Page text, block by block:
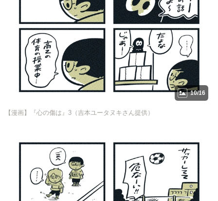
10/16
【漫画】『心の傷は』3（吉本ユータヌキさん提供）